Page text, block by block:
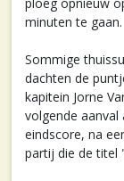
minuten te gaan.
Sommige
dachten de
kapitein Jorne
volgende
eindscore, na
partij die de titel